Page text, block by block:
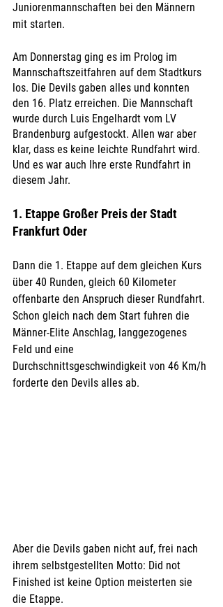
Juniorenmannschaften bei den Männern
mit starten.
Am Donnerstag ging es im Prolog im
Mannschaftszeitfahren auf dem Stadtkurs
los. Die Devils gaben alles und konnten
den 16. Platz erreichen. Die Mannschaft
wurde durch Luis Engelhardt vom LV
Brandenburg aufgestockt. Allen war aber
klar, dass es keine leichte Rundfahrt wird.
Und es war auch Ihre erste Rundfahrt in
diesem Jahr.
1. Etappe Großer Preis der Stadt
Frankfurt Oder
Dann die 1. Etappe auf dem gleichen Kurs
über 40 Runden, gleich 60 Kilometer
offenbarte den Anspruch dieser Rundfahrt.
Schon gleich nach dem Start fuhren die
Männer-Elite Anschlag, langgezogenes
Feld und eine
Durchschnittsgeschwindigkeit von 46 Km/h
forderte den Devils alles ab.
Aber die Devils gaben nicht auf, frei nach
ihrem selbstgestellten Motto: Did not
Finished ist keine Option meisterten sie
die Etappe.